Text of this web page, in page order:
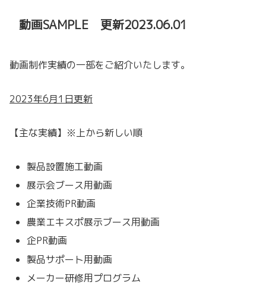
動画SAMPLE 更新2023.06.01
動画制作実績の一部をご紹介いたします。
2023年6月1日更新
【主な実績】※上から新しい順
製品設置施工動画
展示会ブース用動画
企業技術PR動画
農業エキスポ展示ブース用動画
企PR動画
製品サポート用動画
メーカー研修用プログラム